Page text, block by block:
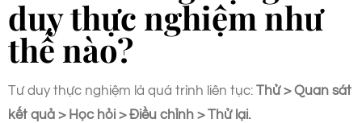
duy thực nghiệm như
thế nào?
Tư duy thực nghiệm là quá trình liên tục: Thử > Quan sát
kết quả > Học hỏi > Điều chỉnh > Thử lại.